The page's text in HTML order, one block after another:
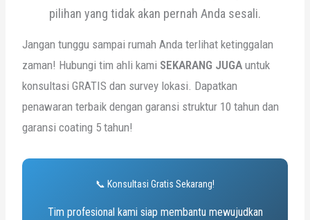
pilihan yang tidak akan pernah Anda sesali.
Jangan tunggu sampai rumah Anda terlihat ketinggalan
zaman! Hubungi tim ahli kami SEKARANG JUGAuntuk
konsultasi GRATIS dan survey lokasi. Dapatkan
penawaran terbaik dengan garansi struktur 10 tahun dan
garansi coating 5 tahun!
📞 Konsultasi Gratis Sekarang!
Tim profesional kami siap membantu mewujudkan